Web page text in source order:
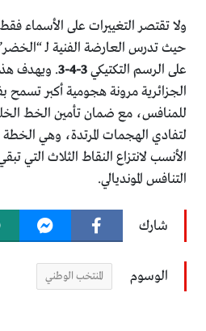
ولا تقتصر التغييرات على الأسماء
حيث تدرس العارضة الفنية لـ
على الرسم التكتيكي3-4-3
. ويهدف
الجزائرية مرونة هجومية أكبر تسمح
للمنافس، مع ضمان تأمين الخط
لتفادي الهجمات المرتدة، وهي الخطة
الأنسب لانتزاع النقاط الثلاث التي
التنافس المونديالي.
شارك
الوسوم المنتخب الوطني